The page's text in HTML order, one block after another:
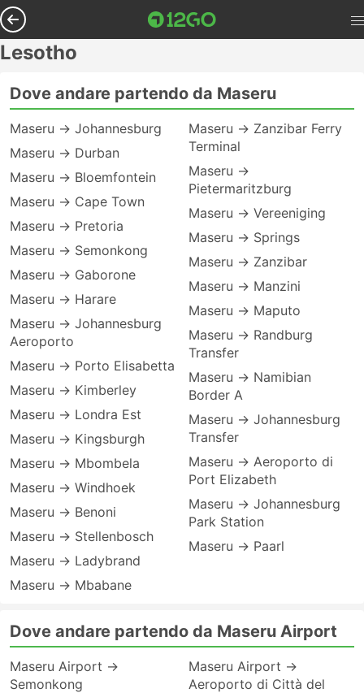
Lesotho
Dove andare partendo da Maseru
Maseru → Johannesburg
Maseru → Durban
Maseru → Bloemfontein
Maseru → Cape Town
Maseru → Pretoria
Maseru → Semonkong
Maseru → Gaborone
Maseru → Harare
Maseru → Johannesburg
Aeroporto
Maseru → Porto Elisabetta
Maseru → Kimberley
Maseru → Londra Est
Maseru → Kingsburgh
Maseru → Mbombela
Maseru → Windhoek
Maseru → Benoni
Maseru → Stellenbosch
Maseru → Ladybrand
Maseru → Mbabane
Maseru → Zanzibar Ferry
Terminal
Maseru →
Pietermaritzburg
Maseru → Vereeniging
Maseru → Springs
Maseru → Zanzibar
Maseru → Manzini
Maseru → Maputo
Maseru → Randburg
Transfer
Maseru → Namibian
Border A
Maseru → Johannesburg
Transfer
Maseru → Aeroporto di
Port Elizabeth
Maseru → Johannesburg
Park Station
Maseru → Paarl
Dove andare partendo da Maseru Airport
Maseru Airport →
Semonkong
Maseru Airport →
Aeroporto di Città del